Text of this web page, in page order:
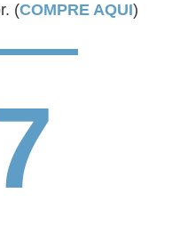
(COMPRE AQUI)